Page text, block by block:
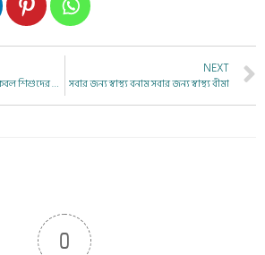
অ্যাডাল্ট ভ্যাকসিন: টিকা কেবল শিশুদের জন্য নয়
NEXT
সবার জন্য স্বাস্থ্য বনাম সবার জন্য স্বাস্থ্য বীমা
0